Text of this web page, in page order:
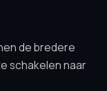
de bredere
schakelen naar